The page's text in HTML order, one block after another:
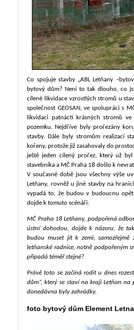
Co spojuje stavby „ABL Letňany
bytový dům? Není to tak dlouho, co
cílené likvidace vzrostlých stromů u
společnost GEOSAN, ve spolupráci s
likvidaci patnácti krásných stromů
pozemku. Nejdříve byly prořezány
stavby. Dále byly stromům realizací
kořeny, protože již zasahovaly do
ještě jeden cílený prořez, který už
stavebníka a MČ Praha 18 došlo k
V současné době jsou všechny výše
Letňany, rovněž u jiné stavby na
vypadá to, že budou v budoucnu
dojde k tomuto scénáři:
MČ Praha 18 Letňany, podpořená
ústní dohodou, dojde k názoru, že
budou muset jít k zemi,
letňanské radnice, notně podpořeným
připadá téměř stejné?
Právě toto se začíná rodit u dnes
dům“, který se staví na kraji Letňan na
donedávna byly zahrádky.
foto bytový dům Element